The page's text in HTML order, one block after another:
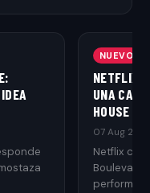
NUEVO
NETFLIX
UNA
HOUSE
07 Aug
Netflix
Boulevard
performer